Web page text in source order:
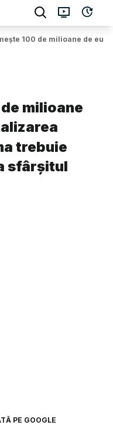
100 de milioane de
milioane
trebuie
sfârșitul
PE GOOGLE